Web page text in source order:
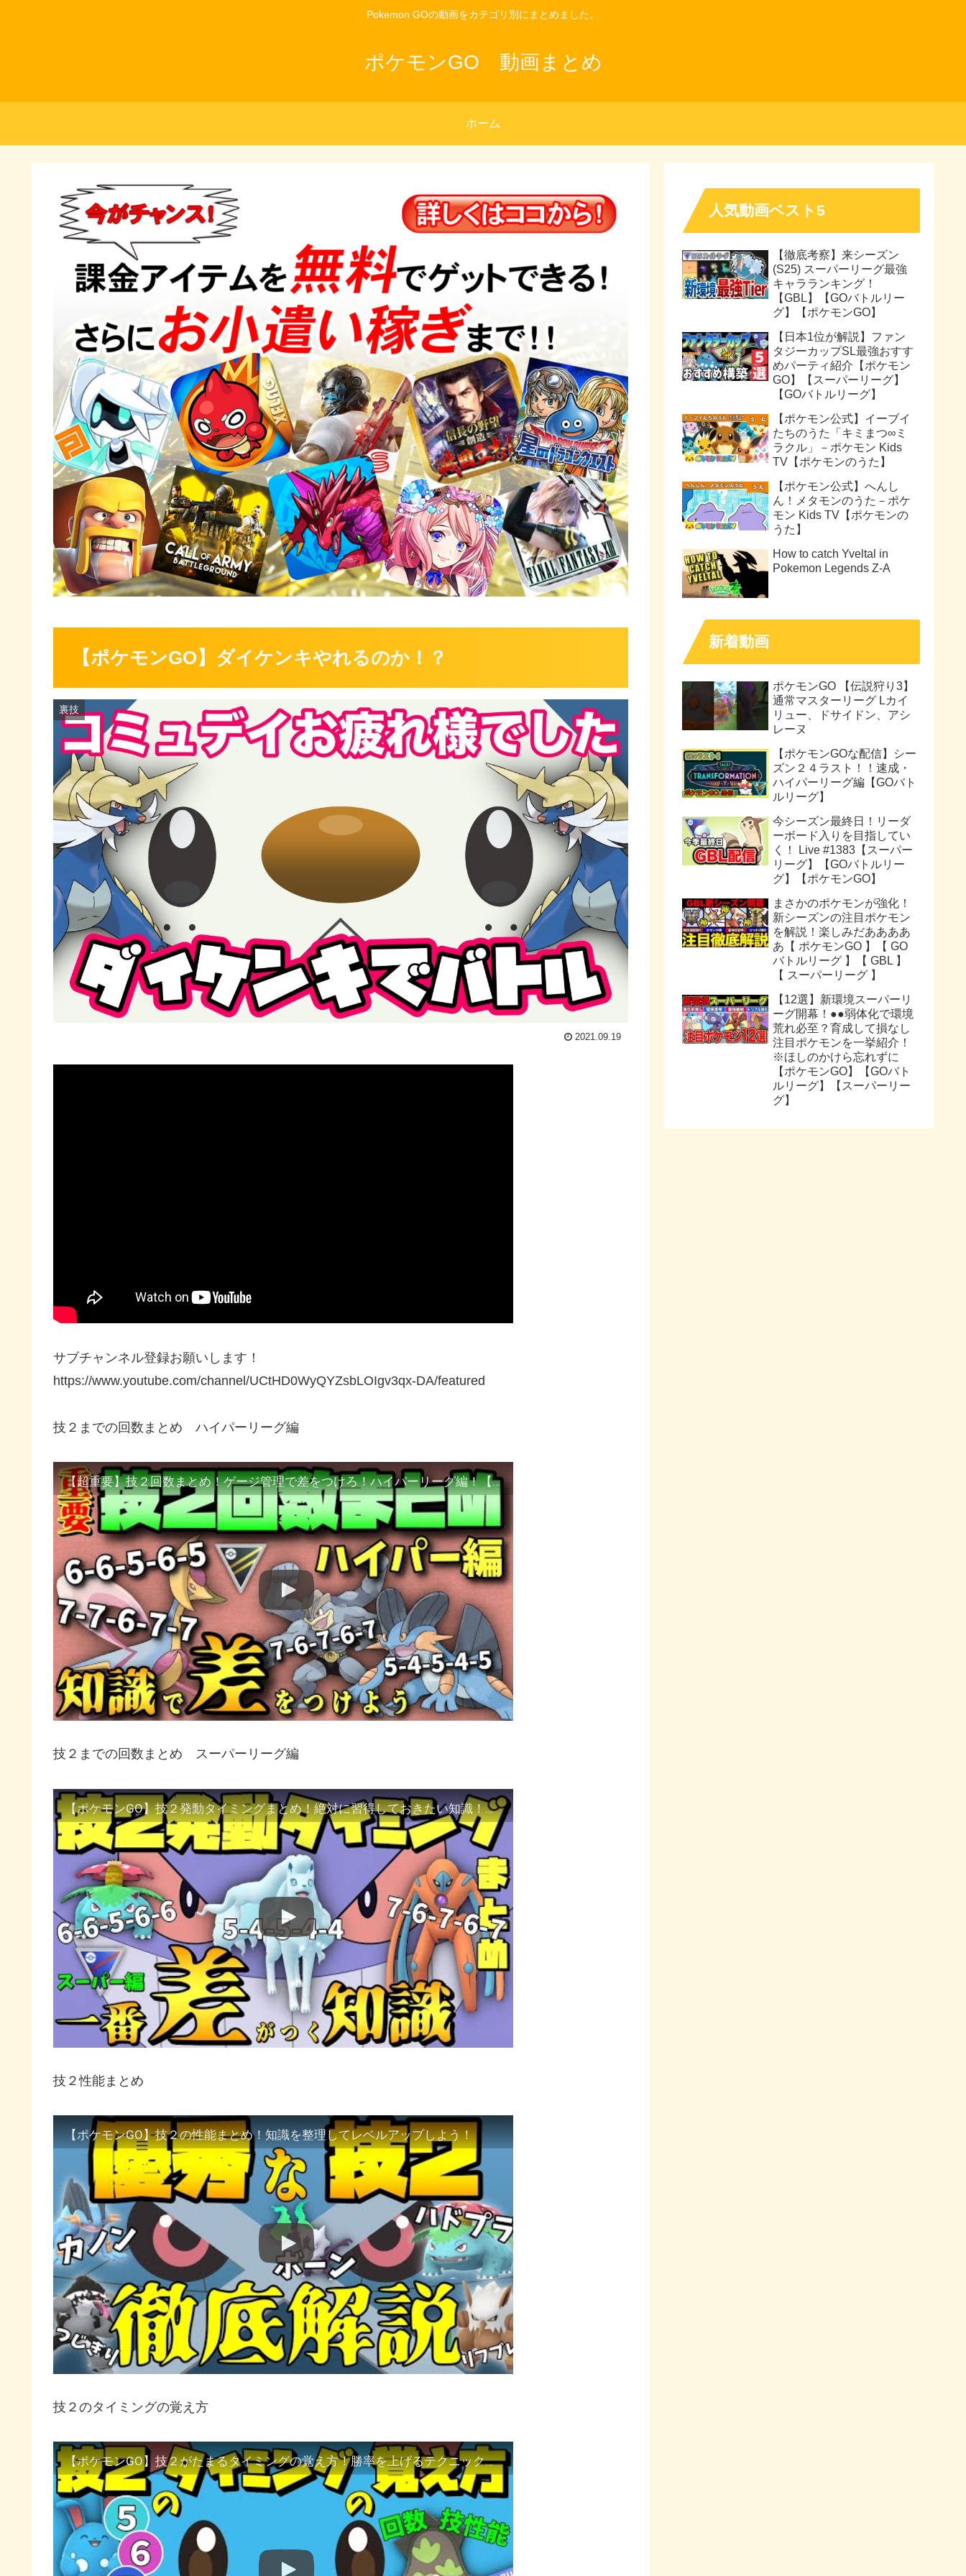
Pokemon GOの動画をカテゴリ別にまとめました。
ポケモンGO 動画まとめ
ホーム
【ポケモンGO】ダイケンキやれるのか！？
裏技
2021.09.19
サブチャンネル登録お願いします！
https://www.youtube.com/channel/UCtHD0WyQYZsbLOIgv3qx-DA/featured
技２までの回数まとめ ハイパーリーグ編
【超重要】技２回数まとめ！ゲージ管理で差をつけろ！ハイパーリーグ編！【ポケモンGO】
技２までの回数まとめ スーパーリーグ編
【ポケモンGO】技２発動タイミングまとめ！絶対に習得しておきたい知識！スーパーリーグ編
技２性能まとめ
【ポケモンGO】技２の性能まとめ！知識を整理してレベルアップしよう！
技２のタイミングの覚え方
【ポケモンGO】技２がたまるタイミングの覚え方！勝率を上げるテクニックをマスターしよう
人気動画ベスト5
【徹底考察】来シーズン
(S25) スーパーリーグ最強
キャラランキング！
【GBL】【GOバトルリー
グ】【ポケモンGO】
【日本1位が解説】ファン
タジーカップSL最強おすす
めパーティ紹介【ポケモン
GO】【スーパーリーグ】
【GOバトルリーグ】
【ポケモン公式】イーブイ
たちのうた「キミまつ∞ミ
ラクル」－ポケモン Kids
TV【ポケモンのうた】
【ポケモン公式】へんし
ん！メタモンのうた－ポケ
モン Kids TV【ポケモンの
うた】
How to catch Yveltal in
Pokemon Legends Z-A
新着動画
ポケモンGO 【伝説狩り3】
通常マスターリーグ Lカイ
リュー、ドサイドン、アシ
レーヌ
【ポケモンGOな配信】シー
ズン２４ラスト！！速成・
ハイパーリーグ編【GOバト
ルリーグ】
今シーズン最終日！リーダ
ーボード入りを目指してい
く！ Live #1383【スーパー
リーグ】【GOバトルリー
グ】【ポケモンGO】
まさかのポケモンが強化！
新シーズンの注目ポケモン
を解説！楽しみだああああ
あ【 ポケモンGO 】【 GO
バトルリーグ 】【 GBL 】
【 スーパーリーグ 】
【12選】新環境スーパーリ
ーグ開幕！●●弱体化で環境
荒れ必至？育成して損なし
注目ポケモンを一挙紹介！
※ほしのかけら忘れずに
【ポケモンGO】【GOバト
ルリーグ】【スーパーリー
グ】